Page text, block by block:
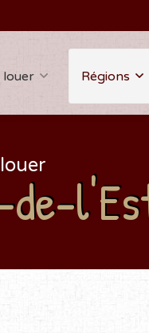
louer Régions
de-